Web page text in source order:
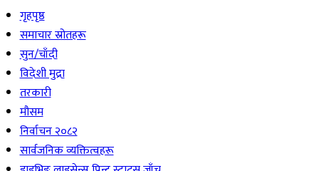
गृहपृष्ठ
समाचार स्रोतहरू
सुन/चाँदी
विदेशी मुद्रा
तरकारी
मौसम
निर्वाचन २०८२
सार्वजनिक व्यक्तित्वहरू